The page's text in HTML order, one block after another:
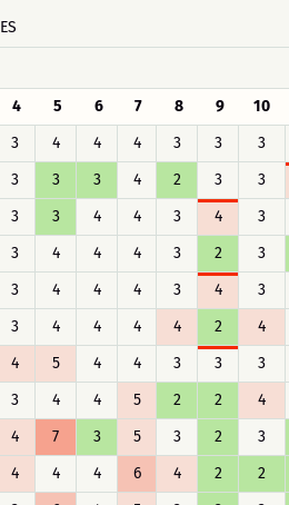
4 5 6 7 8 9 10
3 4 4 4 3 3 3
3 3 3 4 2 3 3
3 3 4 4 3 4 3
3 4 4 4 3 2 3
3 4 4 4 3 4 3
3 4 4 4 4 2 4
4 5 4 4 3 3 3
3 4 4 5 2 2 4
4 7 3 5 3 2 3
4 4 4 6 4 2 2